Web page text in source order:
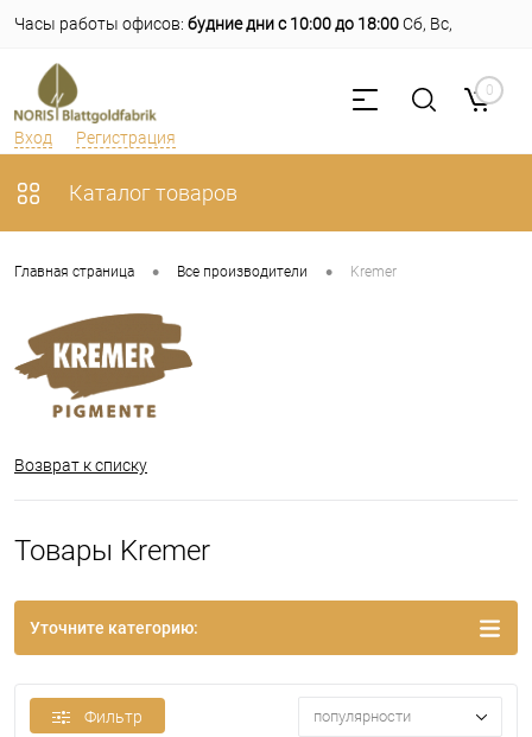
Часы работы офисов: будние дни с 10:00 до 18:00Сб, Вс,
праздники -
Вход Регистрация
0
Каталог товаров
Главная страница • Все производители • Kremer
Возврат к списку
Товары Kremer
Уточните категорию:
Фильтр популярности